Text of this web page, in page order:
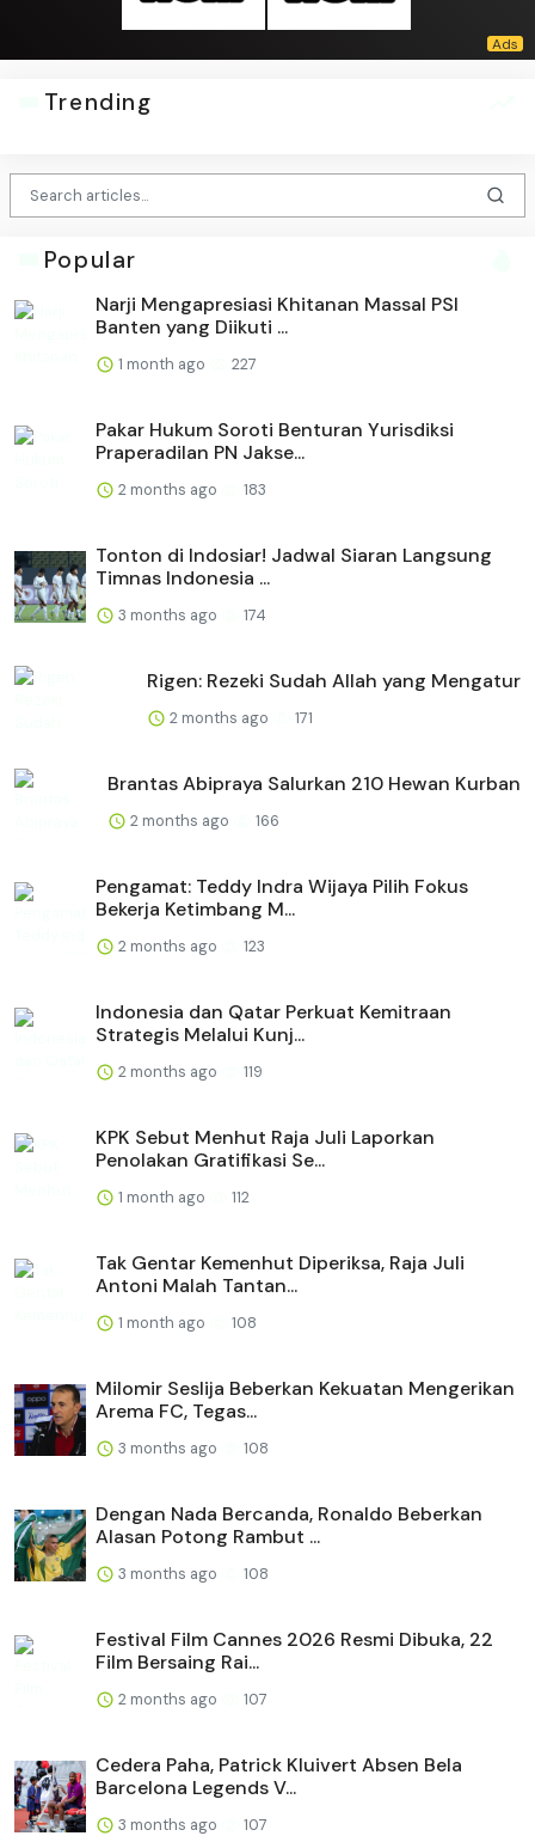
Trending
Popular
Narji Mengapresiasi Khitanan Massal PSI
Banten yang Diikuti ...
1 month ago 227
Pakar Hukum Soroti Benturan Yurisdiksi
Praperadilan PN Jakse...
2 months ago 183
Tonton di Indosiar! Jadwal Siaran Langsung
Timnas Indonesia ...
3 months ago 174
Rigen: Rezeki Sudah Allah yang Mengatur
2 months ago 171
Brantas Abipraya Salurkan 210 Hewan Kurban
2 months ago 166
Pengamat: Teddy Indra Wijaya Pilih Fokus
Bekerja Ketimbang M...
2 months ago 123
Indonesia dan Qatar Perkuat Kemitraan
Strategis Melalui Kunj...
2 months ago 119
KPK Sebut Menhut Raja Juli Laporkan
Penolakan Gratifikasi Se...
1 month ago 112
Tak Gentar Kemenhut Diperiksa, Raja Juli
Antoni Malah Tantan...
1 month ago 108
Milomir Seslija Beberkan Kekuatan Mengerikan
Arema FC, Tegas...
3 months ago 108
Dengan Nada Bercanda, Ronaldo Beberkan
Alasan Potong Rambut ...
3 months ago 108
Festival Film Cannes 2026 Resmi Dibuka, 22
Film Bersaing Rai...
2 months ago 107
Cedera Paha, Patrick Kluivert Absen Bela
Barcelona Legends V...
3 months ago 107